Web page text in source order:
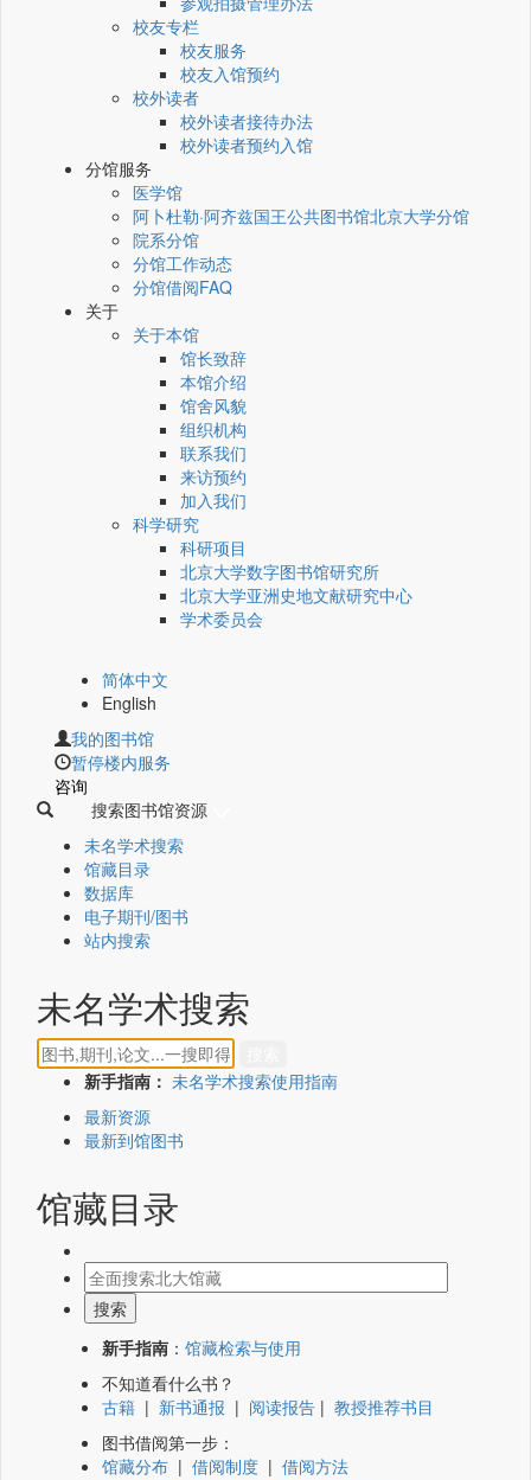
校友专栏
校友服务
校友入馆预约
校外读者
校外读者接待办法
校外读者预约入馆
分馆服务
医学馆
阿卜杜勒·阿齐兹国王公共图书馆北京大学分馆
院系分馆
分馆工作动态
分馆借阅FAQ
关于
关于本馆
馆长致辞
本馆介绍
馆舍风貌
组织机构
联系我们
来访预约
加入我们
科学研究
科研项目
北京大学数字图书馆研究所
北京大学亚洲史地文献研究中心
学术委员会
简体中文
English
我的图书馆
暂停楼内服务
咨询
搜索图书馆资源
未名学术搜索
馆藏目录
数据库
电子期刊/图书
站内搜索
未名学术搜索
新手指南： 未名学术搜索使用指南
最新资源
最新到馆图书
馆藏目录
新手指南 ： 馆藏检索与使用
不知道看什么书？
古籍 | 新书通报 | 阅读报告 | 教授推荐书目
图书借阅第一步：
馆藏分布 | 借阅制度 | 借阅方法